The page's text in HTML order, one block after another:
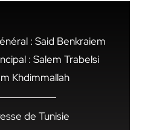
: Said Benkraiem
: Salem Trabelsi
Khdimmallah
de Tunisie